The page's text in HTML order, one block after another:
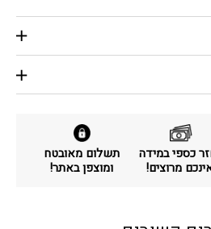
כספי במידה
מרוצים!
תשלום מאובטח
ומוצפן באתר!